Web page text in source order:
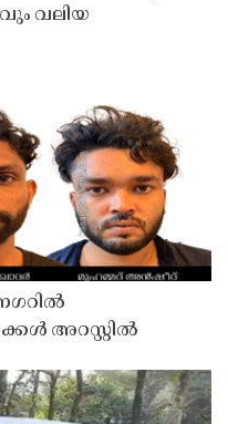
വലിയ
അറസ്റ്റിൽ